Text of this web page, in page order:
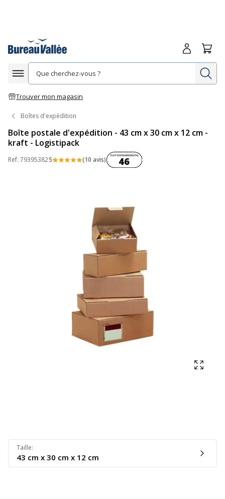
Afficher la navigation
Trouver mon magasin
Me
Boîtes d'expédition
Boîte postale d'expédition - 43 cm x 30 cm x 12 cm -
kraft - Logistipack
Ref. 793953825 (10 avis)Coût environnemental :
46
Taille:
43 cm x 30 cm x 12 cm